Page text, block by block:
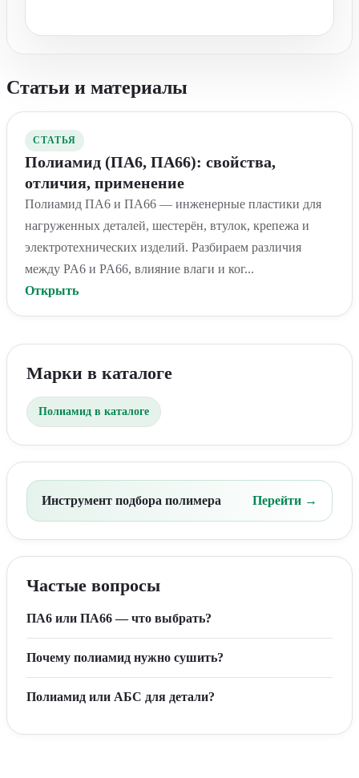
Статьи и материалы
СТАТЬЯ
Полиамид (ПА6, ПА66): свойства,
отличия, применение
Полиамид ПА6 и ПА66 — инженерные пластики для
нагруженных деталей, шестерён, втулок, крепежа и
электротехнических изделий. Разбираем различия
между PA6 и PA66, влияние влаги и ког...
Открыть
Марки в каталоге
Полиамид в каталоге
Инструмент подбора полимера Перейти →
Частые вопросы
ПА6 или ПА66 — что выбрать?
Почему полиамид нужно сушить?
Полиамид или АБС для детали?